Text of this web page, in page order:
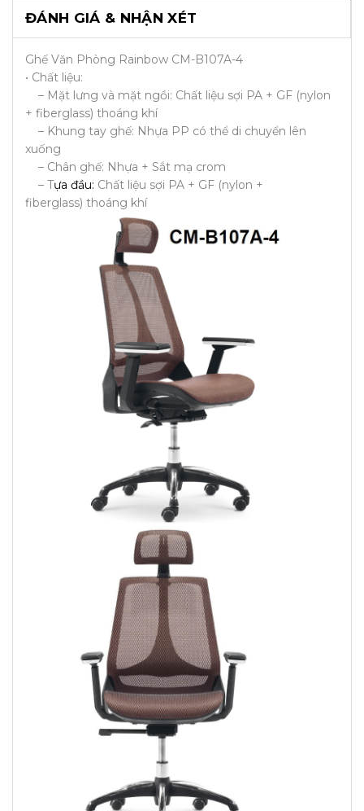
ĐÁNH GIÁ & NHẬN XÉT
Ghế Văn Phòng Rainbow CM-B107A-4
• Chất liệu:
– Mặt lưng và mặt ngồi: Chất liệu sợi PA + GF (nylon
+ fiberglass) thoáng khí
– Khung tay ghế: Nhựa PP có thể di chuyển lên
xuống
– Chân ghế: Nhựa + Sắt mạ crom
– Tựa đầu: Chất liệu sợi PA + GF (nylon +
fiberglass) thoáng khí